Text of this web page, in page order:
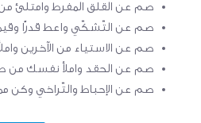
صم عن القلق المفرط وامتلئ من
صم عن التّشكّي واعط قدرًا
صم عن الاستياء من الآخرين
صم عن الحقد واملأ نفسك من
صم عن الإحباط والتّراخي وكن